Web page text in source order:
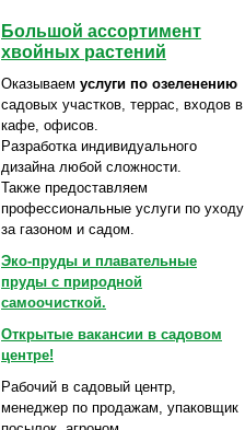
Большой ассортимент
хвойных растений
Оказываем услуги по озеленению
садовых участков, террас, входов в
кафе, офисов.
Разработка индивидуального
дизайна любой сложности.
Также предоставляем
профессиональные услуги по уходу
за газоном и садом.
Эко-пруды и плавательные
пруды с природной
самоочисткой.
Открытые вакансии в садовом
центре!
Рабочий в садовый центр,
менеджер по продажам, упаковщик